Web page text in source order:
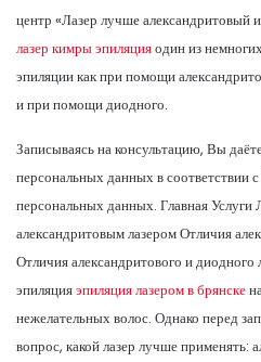
центр «Лазер лучше александритовый
лазер кимры эпиляцияодин из
эпиляции как при помощи
и при помощи диодного.
Записываясь на консультацию, Вы
персональных данных в соответствии
персональных данных. Главная Услуги
александритовым лазером Отличия
Отличия александритового и
эпиляцияэпиляция лазером в брянске
нежелательных волос. Однако перед
вопрос, какой лазер лучше